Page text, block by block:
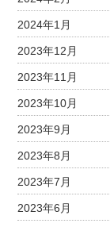
2024年1月
2023年12月
2023年11月
2023年10月
2023年9月
2023年8月
2023年7月
2023年6月